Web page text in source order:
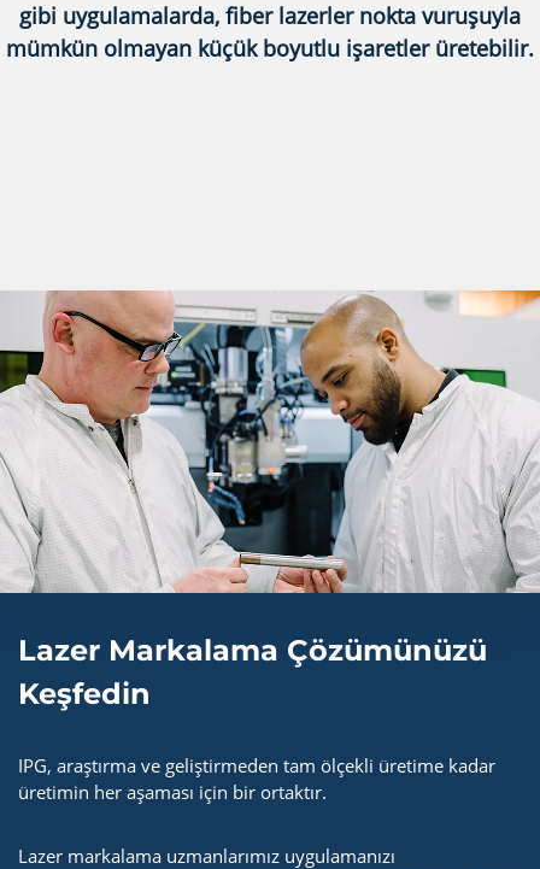
gibi uygulamalarda, fiber lazerler nokta vuruşuyla
mümkün olmayan küçük boyutlu işaretler üretebilir.
Lazer Markalama Çözümünüzü
Keşfedin
IPG, araştırma ve geliştirmeden tam ölçekli üretime kadar
üretimin her aşaması için bir ortaktır.
Lazer markalama uzmanlarımız uygulamanızı